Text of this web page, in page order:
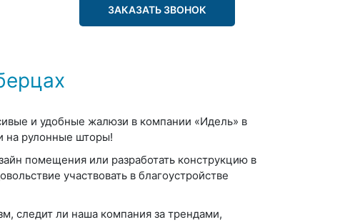
ЗАКАЗАТЬ ЗВОНОК
и удобные жалюзи в компании «Идель» в
на рулонные шторы!
помещения или разработать конструкцию в
участвовать в благоустройстве
следит ли наша компания за трендами,